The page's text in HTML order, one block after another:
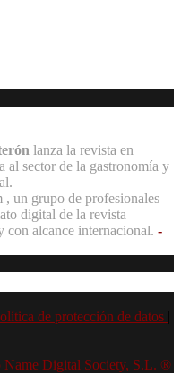
lanza la revista en
al sector de la gastronomía y
un grupo de profesionales
digital de la revista
con alcance internacional. -
de protección de datos
Name Digital Society, S.L. ®